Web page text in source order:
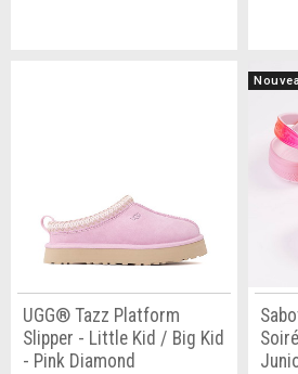
UGG® Tazz Platform
Slipper - Little Kid / Big Kid
- Pink Diamond